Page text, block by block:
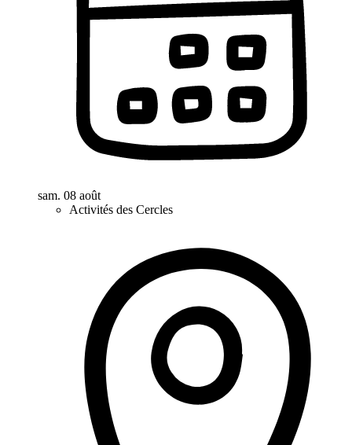
sam. 08 août
Activités des Cercles